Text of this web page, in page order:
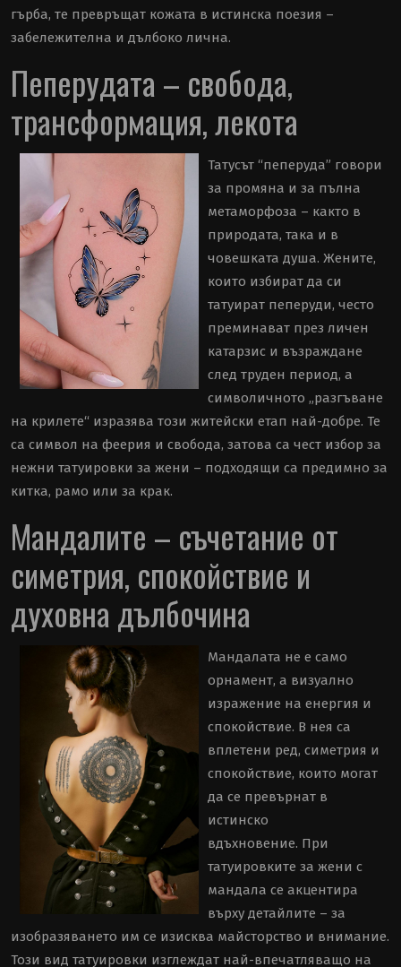
гърба, те превръщат кожата в истинска поезия –
забележителна и дълбоко лична.
Пеперудата – свобода,
трансформация, лекота
Татусът “пеперуда” говори
за промяна и за пълна
метаморфоза – както в
природата, така и в
човешката душа. Жените,
които избират да си
татуират пеперуди, често
преминават през личен
катарзис и възраждане
след труден период, а
символичното „разгъване
на крилете“ изразява този житейски етап най-добре. Те
са символ на феерия и свобода, затова са чест избор за
нежни татуировки за жени – подходящи са предимно за
китка, рамо или за крак.
Мандалите – съчетание от
симетрия, спокойствие и
духовна дълбочина
Мандалата не е само
орнамент, а визуално
изражение на енергия и
спокойствие. В нея са
вплетени ред, симетрия и
спокойствие, които могат
да се превърнат в
истинско
вдъхновение. При
татуировките за жени с
мандала се акцентира
върху детайлите – за
изобразяването им се изисква майсторство и внимание.
Този вид татуировки изглеждат най-впечатляващо на